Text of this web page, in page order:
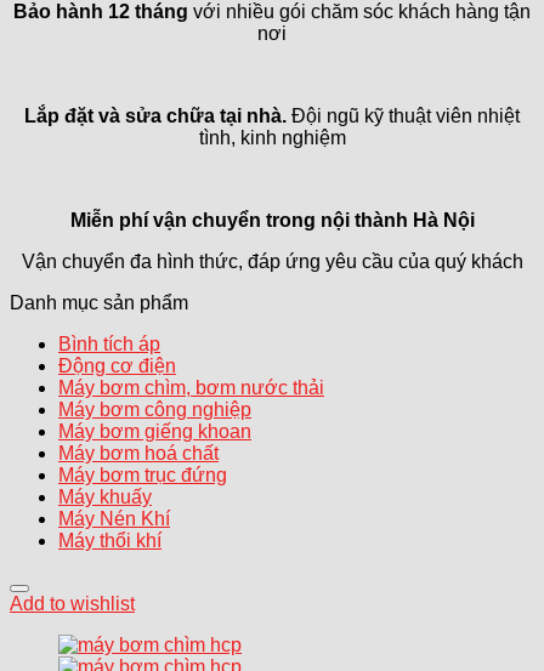
Bảo hành 12 tháng với nhiều gói chăm sóc khách hàng tận
nơi
Lắp đặt và sửa chữa tại nhà. Đội ngũ kỹ thuật viên nhiệt
tình, kinh nghiệm
Miễn phí vận chuyển trong nội thành Hà Nội
Vận chuyển đa hình thức, đáp ứng yêu cầu của quý khách
Danh mục sản phẩm
Bình tích áp
Động cơ điện
Máy bơm chìm, bơm nước thải
Máy bơm công nghiệp
Máy bơm giếng khoan
Máy bơm hoá chất
Máy bơm trục đứng
Máy khuấy
Máy Nén Khí
Máy thổi khí
Add to wishlist